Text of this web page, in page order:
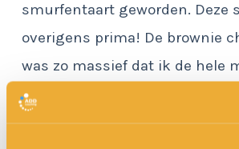
smurfentaart geworden. Deze
overigens prima! De brownie
was zo massief dat ik de hele
zal gebruiken om deze te
natuurlijk ook weer lekker